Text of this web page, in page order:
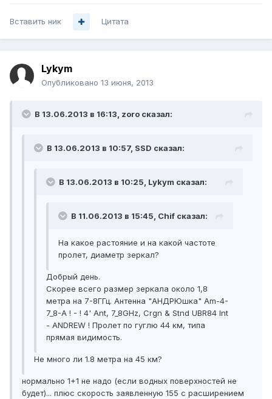
Вставить ник Цитата
Lykym
Опубликовано 13 июня, 2013
В 13.06.2013 в 16:13, zoro сказал:
В 13.06.2013 в 10:57, SSD сказал:
В 13.06.2013 в 10:25, Lykym сказал:
В 11.06.2013 в 15:45, Chif сказал:
На какое растояние и на какой частоте
пролет, диаметр зеркал?
Добрый день.
Скорее всего размер зеркала около 1,8
метра на 7-8ГГц. Антенна "АНДРЮшка" Am-4-
7_8-A ! - ! 4' Ant, 7_8GHz, Crgn & Stnd UBR84 Int
- ANDREW ! Пролет по гуглю 44 км, типа
прямая видимость.
Не много ли 1.8 метра на 45 км?
нормально 1+1 не надо (если водных поверхностей не
будет)... плюс скорость заявленную 155 с расширением